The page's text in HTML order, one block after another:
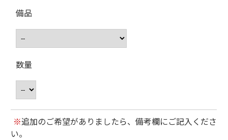
備品
数量
※追加のご希望がありましたら、備考欄にご記入くださ
い。